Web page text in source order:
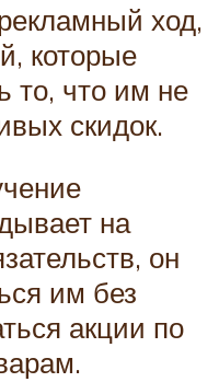
ход,
которые
то, что им не
скидок.
на
он
им без
акции по